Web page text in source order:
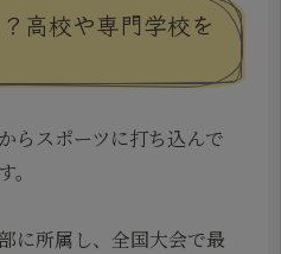
高校や専門学校を
らスポーツに打ち込んで
に所属し、全国大会で最